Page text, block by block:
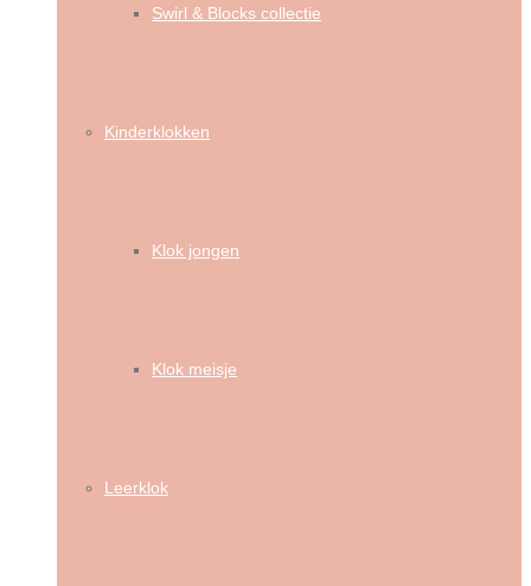
Swirl & Blocks collectie
Kinderklokken
Klok jongen
Klok meisje
Leerklok